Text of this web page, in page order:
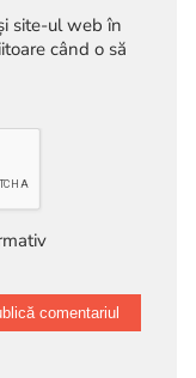
site-ul web în
când o să